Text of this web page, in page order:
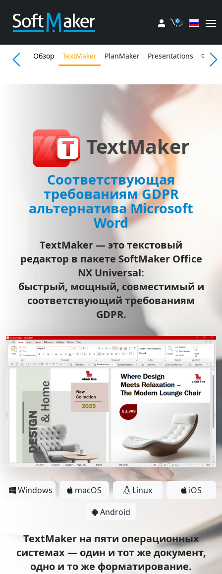
Мой аккаунт
Корзина
Обзор TextMaker PlanMaker Presentations
TextMaker
Соответствующая
требованиям GDPR
альтернатива Microsoft
Word
TextMaker — это текстовый
редактор в пакете SoftMaker Office
NX Universal:
быстрый, мощный, совместимый и
соответствующий требованиям
GDPR.
Windows macOS Linux
iOS
Android
TextMaker на пяти операционных
системах — один и тот же документ,
одно и то же форматирование.